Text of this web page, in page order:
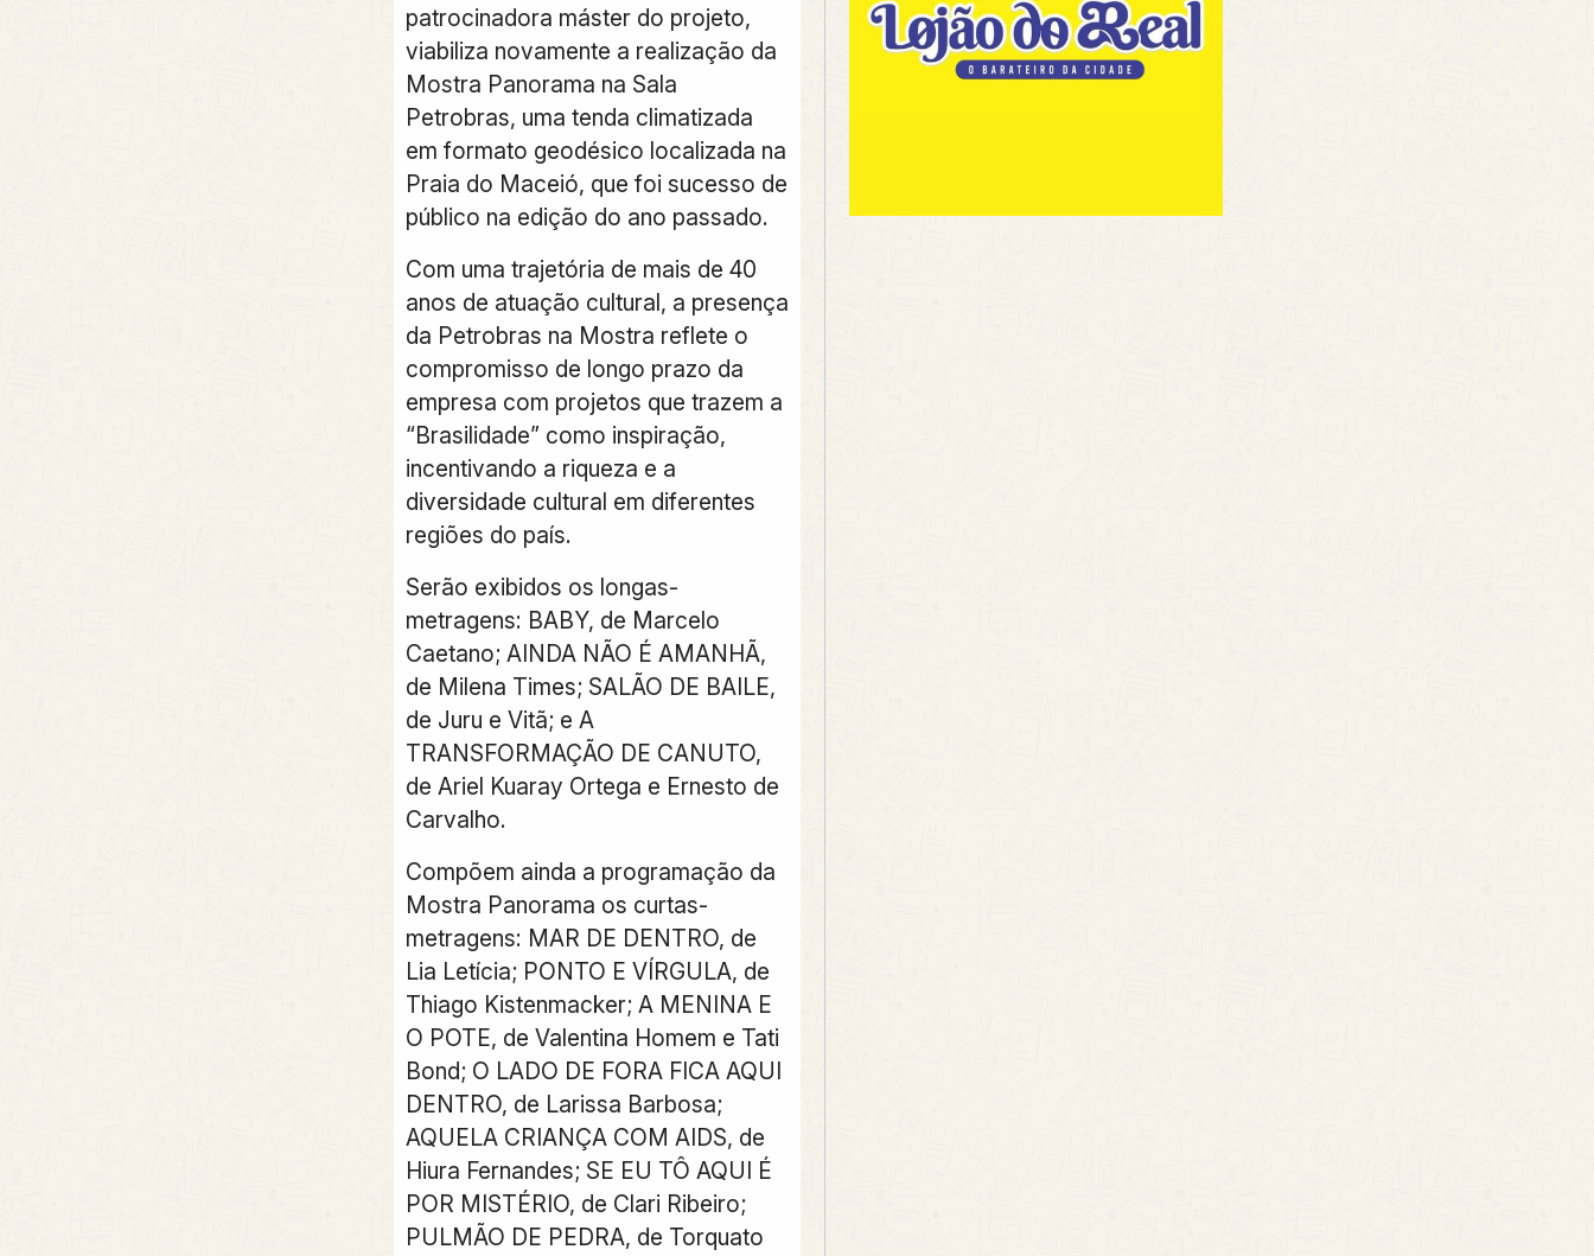
patrocinadora máster do projeto,
viabiliza novamente a realização da
Mostra Panorama na Sala
Petrobras, uma tenda climatizada
em formato geodésico localizada na
Praia do Maceió, que foi sucesso de
público na edição do ano passado.
Com uma trajetória de mais de 40
anos de atuação cultural, a presença
da Petrobras na Mostra reflete o
compromisso de longo prazo da
empresa com projetos que trazem a
“Brasilidade” como inspiração,
incentivando a riqueza e a
diversidade cultural em diferentes
regiões do país.
Serão exibidos os longas-
metragens: BABY, de Marcelo
Caetano; AINDA NÃO É AMANHÃ,
de Milena Times; SALÃO DE BAILE,
de Juru e Vitã; e A
TRANSFORMAÇÃO DE CANUTO,
de Ariel Kuaray Ortega e Ernesto de
Carvalho.
Compõem ainda a programação da
Mostra Panorama os curtas-
metragens: MAR DE DENTRO, de
Lia Letícia; PONTO E VÍRGULA, de
Thiago Kistenmacker; A MENINA E
O POTE, de Valentina Homem e Tati
Bond; O LADO DE FORA FICA AQUI
DENTRO, de Larissa Barbosa;
AQUELA CRIANÇA COM AIDS, de
Hiura Fernandes; SE EU TÔ AQUI É
POR MISTÉRIO, de Clari Ribeiro;
PULMÃO DE PEDRA, de Torquato